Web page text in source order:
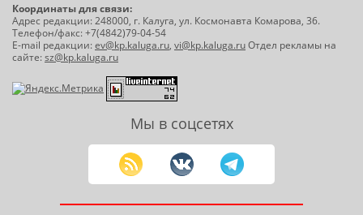
Координаты для связи:
Адрес редакции: 248000, г. Калуга, ул. Космонавта Комарова, 36.
Телефон/факс: +7(4842)79-04-54
E-mail редакции:ev@kp.kaluga.ru, vi@kp.kaluga.ruОтдел рекламы на
сайте:sz@kp.kaluga.ru
Мы в соцсетях